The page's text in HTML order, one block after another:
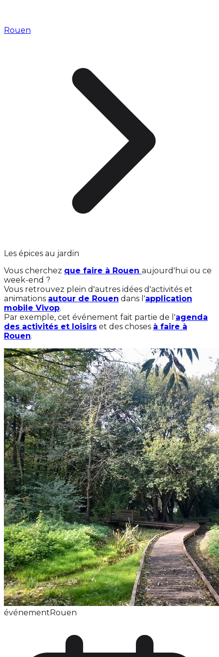
Rouen
Les épices au jardin
Vous cherchez que faire à Rouen aujourd'hui ou ce
week-end ?
Vous retrouvez plein d'autres idées d'activités et
animations autour de Rouen dans l'application
mobile Vivop.
Par exemple, cet événement fait partie de l'agenda
des activités et loisirs et des choses à faire à
Rouen.
événementRouen